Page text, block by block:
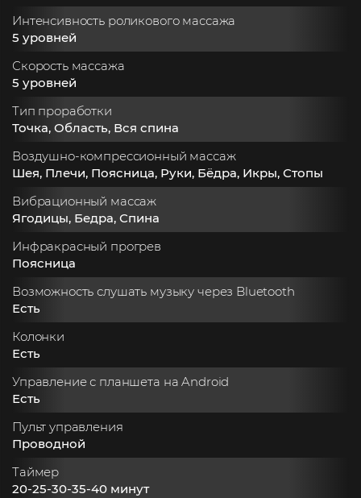
Интенсивность роликового массажа
5 уровней
Скорость массажа
5 уровней
Тип проработки
Точка, Область, Вся спина
Воздушно-компрессионный массаж
Шея, Плечи, Поясница, Руки, Бёдра, Икры, Стопы
Вибрационный массаж
Ягодицы, Бедра, Спина
Инфракрасный прогрев
Поясница
Возможность слушать музыку через Bluetooth
Есть
Колонки
Есть
Управление с планшета на Android
Есть
Пульт управления
Проводной
Таймер
20-25-30-35-40 минут